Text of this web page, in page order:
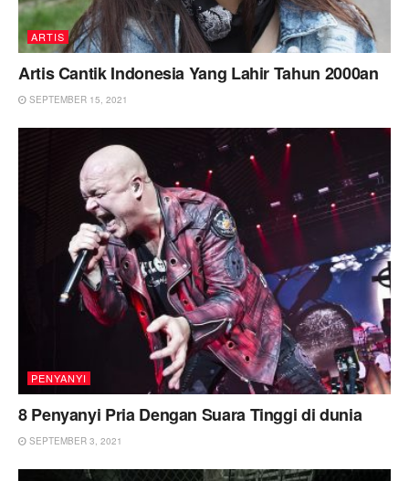
ARTIS
Artis Cantik Indonesia Yang Lahir Tahun 2000an
SEPTEMBER 15, 2021
PENYANYI
8 Penyanyi Pria Dengan Suara Tinggi di dunia
SEPTEMBER 3, 2021